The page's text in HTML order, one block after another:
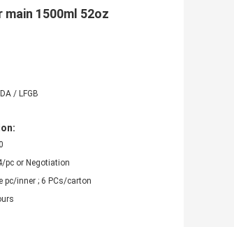
1500ml 52oz
/ LFGB
pc or Negotiation
pc/inner ; 6 PCs/carton